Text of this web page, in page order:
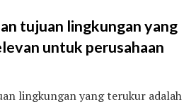
tujuan lingkungan yang
untuk perusahaan
lingkungan yang terukur adalah